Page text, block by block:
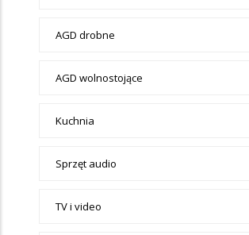
AGD drobne
AGD wolnostojące
Kuchnia
Sprzęt audio
TV i video